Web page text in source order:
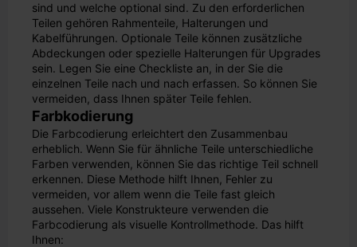
sind und welche optional sind. Zu den erforderlichen
Teilen gehören Rahmenteile, Halterungen und
Kabelführungen. Optionale Teile können zusätzliche
Abdeckungen oder spezielle Halterungen für Upgrades
sein. Legen Sie eine Checkliste an, in der Sie die
einzelnen Teile nach und nach erfassen. So können Sie
vermeiden, dass Ihnen später Teile fehlen.
Farbkodierung
Die Farbcodierung erleichtert den Zusammenbau
erheblich. Wenn Sie für ähnliche Teile unterschiedliche
Farben verwenden, können Sie das richtige Teil schnell
erkennen. Diese Methode hilft Ihnen, Fehler zu
vermeiden, vor allem wenn die Teile fast gleich
aussehen. Viele Konstrukteure verwenden die
Farbcodierung als visuelle Kontrollmethode. Das hilft
Ihnen: